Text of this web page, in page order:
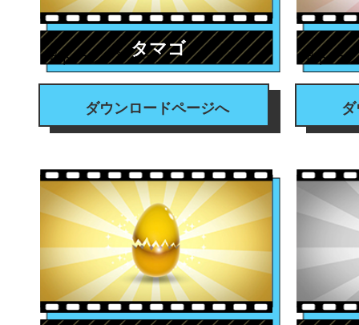
#トランジション
タマゴ
ダウンロードページへ
#トラ